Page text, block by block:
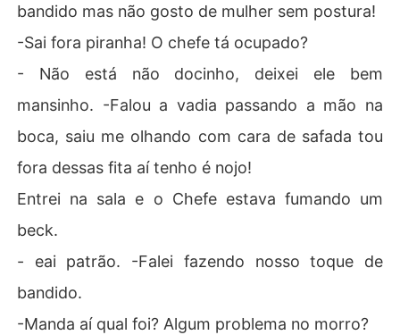
bandido mas não gosto de mulher sem postura!
-Sai fora piranha! O chefe tá ocupado?
- Não está não docinho, deixei ele bem
mansinho. -Falou a vadia passando a mão na
boca, saiu me olhando com cara de safada tou
fora dessas fita aí tenho é nojo!
Entrei na sala e o Chefe estava fumando um
beck.
- eai patrão. -Falei fazendo nosso toque de
bandido.
-Manda aí qual foi? Algum problema no morro?